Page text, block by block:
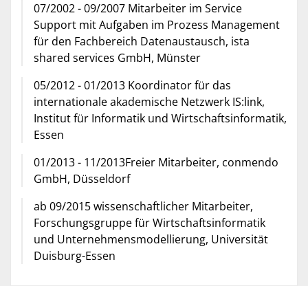
07/2002 - 09/2007 Mitarbeiter im Service
Support mit Aufgaben im Prozess Management
für den Fachbereich Datenaustausch, ista
shared services GmbH, Münster
05/2012 - 01/2013 Koordinator für das
internationale akademische Netzwerk IS:link,
Institut für Informatik und Wirtschaftsinformatik,
Essen
01/2013 - 11/2013Freier Mitarbeiter, conmendo
GmbH, Düsseldorf
ab 09/2015 wissenschaftlicher Mitarbeiter,
Forschungsgruppe für Wirtschaftsinformatik
und Unternehmensmodellierung, Universität
Duisburg-Essen